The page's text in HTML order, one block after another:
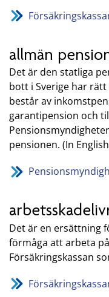
allmän
Det är den statliga
bott i Sverige har
består av
garantipension och
pensionen. (In
Det är en ersättning
förmåga att arbeta
Försäkringskassan